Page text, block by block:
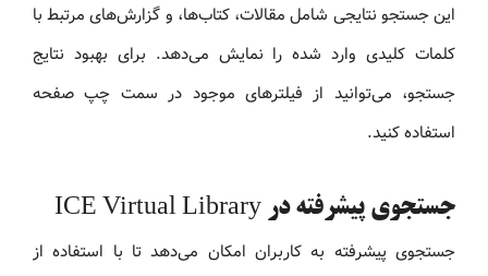
این جستجو نتایجی شامل مقالات، کتاب‌ها، و گزارش‌های مرتبط با
کلمات کلیدی وارد شده را نمایش می‌دهد. برای بهبود نتایج
جستجو، می‌توانید از فیلترهای موجود در سمت چپ صفحه
استفاده کنید.
جستجوی پیشرفته در ICE Virtual Library
جستجوی پیشرفته به کاربران امکان می‌دهد تا با استفاده از